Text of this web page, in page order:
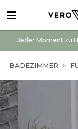
Jeder Moment zu
BADEZIMMER